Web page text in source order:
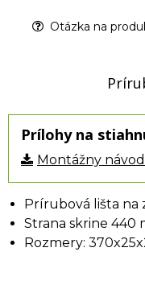
Otázka na
Prílohy na
Montážny
Prírubová lišta na
Strana skrine 440
Rozmery: